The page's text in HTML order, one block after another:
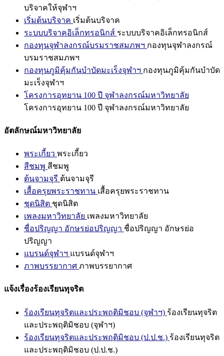
บริจาคให้จุฬาฯ
เริ่มต้นบริจาค เริ่มต้นบริจาค
ระบบบริจาคอิเล็กทรอนิกส์ ระบบบริจาคอิเล็กทรอนิกส์
กองทุนจุฬาลงกรณ์บรมราชสมภพฯ กองทุนจุฬาลงกรณ์
บรมราชสมภพฯ
กองทุนภูมิคุ้มกันบำบัดมะเร็งจุฬาฯ กองทุนภูมิคุ้มกันบำบัด
มะเร็งจุฬาฯ
โครงการอุทยาน 100 ปี จุฬาลงกรณ์มหาวิทยาลัย
โครงการอุทยาน 100 ปี จุฬาลงกรณ์มหาวิทยาลัย
อัตลักษณ์มหาวิทยาลัย
พระเกี้ยว พระเกี้ยว
สีชมพู สีชมพู
ต้นจามจุรี ต้นจามจุรี
เสื้อครุยพระราชทาน เสื้อครุยพระราชทาน
ชุดนิสิต ชุดนิสิต
เพลงมหาวิทยาลัย เพลงมหาวิทยาลัย
ชื่อปริญญา อักษรย่อปริญญา ชื่อปริญญา อักษรย่อ
ปริญญา
แบรนด์จุฬาฯ แบรนด์จุฬาฯ
ภาพบรรยากาศ ภาพบรรยากาศ
แจ้งเรื่องร้องเรียนทุจริต
ร้องเรียนทุจริตและประพฤติมิชอบ (จุฬาฯ) ร้องเรียนทุจริต
และประพฤติมิชอบ (จุฬาฯ)
ร้องเรียนทุจริตและประพฤติมิชอบ (ป.ป.ช.) ร้องเรียนทุจริต
และประพฤติมิชอบ (ป.ป.ช.)